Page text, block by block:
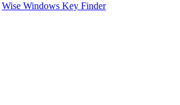
Wise Windows Key Finder